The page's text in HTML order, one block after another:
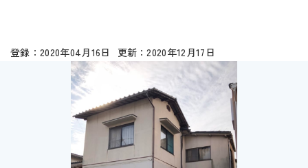
2020年04月16日 2020年12月17日